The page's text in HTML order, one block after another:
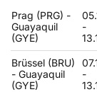
Prag (PRG) -
Guayaquil
(GYE)
-
Brüssel (BRU)
- Guayaquil
(GYE)
-